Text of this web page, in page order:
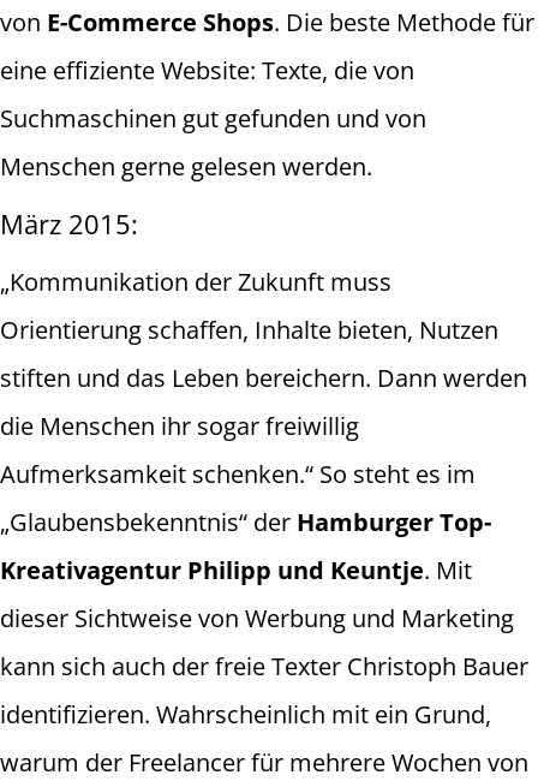
von E-Commerce Shops. Die beste Methode für
eine effiziente Website: Texte, die von
Suchmaschinen gut gefunden und von
Menschen gerne gelesen werden.
März 2015:
„Kommunikation der Zukunft muss
Orientierung schaffen, Inhalte bieten, Nutzen
stiften und das Leben bereichern. Dann werden
die Menschen ihr sogar freiwillig
Aufmerksamkeit schenken.“ So steht es im
„Glaubensbekenntnis“ der Hamburger Top-
Kreativagentur Philipp und Keuntje. Mit
dieser Sichtweise von Werbung und Marketing
kann sich auch der freie Texter Christoph Bauer
identifizieren. Wahrscheinlich mit ein Grund,
warum der Freelancer für mehrere Wochen von